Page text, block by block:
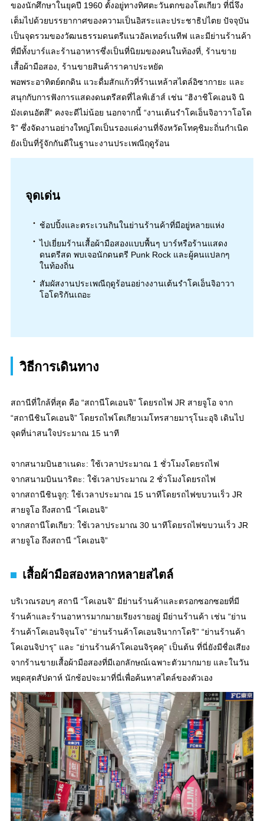
ของนักศึกษาในยุคปี 1960 ตั้งอยู่ทางทิศตะวันตกของโตเกียว ที่นี่จึง
เต็มไปด้วยบรรยากาศของความเป็นอิสระและประชาธิปไตย ปัจจุบัน
เป็นจุดรวมของวัฒนธรรมดนตรีแนวอัลเทอร์เนทีฟ และมีย่านร้านค้า
ที่มีทั้งบาร์และร้านอาหารซึ่งเป็นที่นิยมของคนในท้องที่, ร้านขาย
เสื้อผ้ามือสอง, ร้านขายสินค้าราคาประหยัด
พอพระอาทิตย์ตกดิน แวะดื่มสักแก้วที่ร้านเหล้าสไตล์อิซากายะ และ
สนุกกับการฟังการแสดงดนตรีสดที่ไลฟ์เฮ้าส์ เช่น “ฮิงาชิโคเอนจิ นิ
มังเดนอัตสึ” คงจะดีไม่น้อย นอกจากนี้ “งานเต้นรำโคเอ็นจิอาวาโอโด
ริ” ซึ่งจัดงานอย่างใหญ่โตเป็นรองแค่งานที่จังหวัดโทคุชิมะถิ่นกำเนิด
ยังเป็นที่รู้จักกันดีในฐานะงานประเพณีฤดูร้อน
จุดเด่น
ช้อปปิ้งและตระเวนกินในย่านร้านค้าที่มีอยู่หลายแห่ง
ไปเยี่ยมร้านเสื้อผ้ามือสองแบบพื้นๆ บาร์หรือร้านแสดง
ดนตรีสด พบเจอนักดนตรี Punk Rock และผู้คนแปลกๆ
ในท้องถิ่น
สัมผัสงานประเพณีฤดูร้อนอย่างงานเต้นรำโคเอ็นจิอาวา
โอโดริกันเถอะ
วิธีการเดินทาง
สถานีที่ใกล้ที่สุด คือ “สถานีโคเอนจิ” โดยรถไฟ JR สายจูโอ จาก
“สถานีชินโคเอนจิ” โดยรถไฟโตเกียวเมโทรสายมารุโนะอุจิ เดินไป
จุดที่น่าสนใจประมาณ 15 นาที
จากสนามบินฮาเนดะ: ใช้เวลาประมาณ 1 ชั่วโมงโดยรถไฟ
จากสนามบินนาริตะ: ใช้เวลาประมาณ 2 ชั่วโมงโดยรถไฟ
จากสถานีชินจูกุ: ใช้เวลาประมาณ 15 นาทีโดยรถไฟขบวนเร็ว JR
สายจูโอ ถึงสถานี “โคเอนจิ”
จากสถานีโตเกียว: ใช้เวลาประมาณ 30 นาทีโดยรถไฟขบวนเร็ว JR
สายจูโอ ถึงสถานี “โคเอนจิ”
เสื้อผ้ามือสองหลากหลายสไตล์
บริเวณรอบๆ สถานี “โคเอนจิ” มีย่านร้านค้าและตรอกซอกซอยที่มี
ร้านค้าและร้านอาหารมากมายเรียงรายอยู่ มีย่านร้านค้า เช่น “ย่าน
ร้านค้าโคเอนจิจุนโจ” “ย่านร้านค้าโคเอนจินากาโดริ” “ย่านร้านค้า
โคเอนจิปารุ” และ “ย่านร้านค้าโคเอนจิรุคคุ” เป็นต้น ที่นี่ยังมีชื่อเสียง
จากร้านขายเสื้อผ้ามือสองที่มีเอกลักษณ์เฉพาะตัวมากมาย และในวัน
หยุดสุดสัปดาห์ นักช้อปจะมาที่นี่เพื่อค้นหาสไตล์ของตัวเอง